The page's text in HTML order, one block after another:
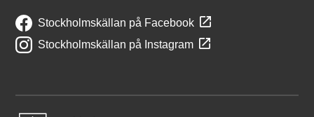
Stockholmskällan på Facebook
Stockholmskällan på Instagram